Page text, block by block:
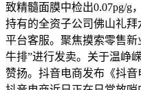
致精髓面膜中检出0.07pg/g
持有的全资子公司佛山礼拜
平台客服。聚焦摸索零售新
牛排”进行发卖。关于温峥
赞扬。抖音电商发布《抖音